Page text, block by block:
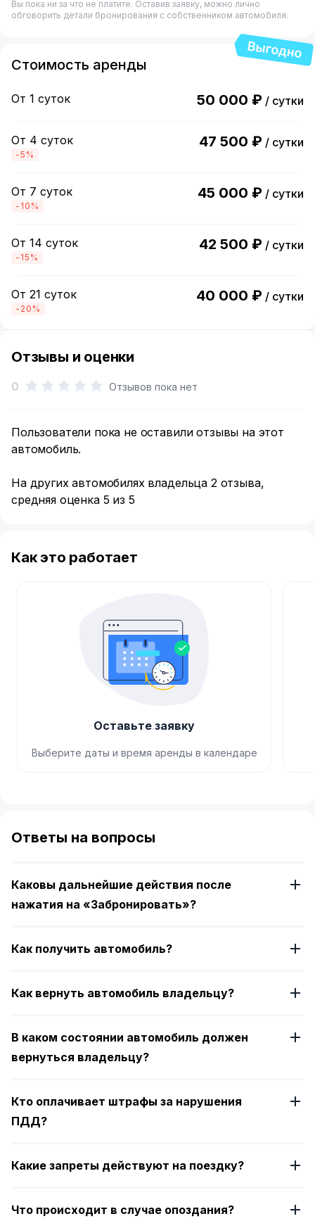
Вы пока ни за что не платите. Оставив заявку, можно лично
обговорить детали бронирования с собственником автомобиля.
Стоимость аренды
От 1 суток 50 000 ₽ / сутки
От 4 суток
-5%
47 500 ₽ / сутки
От 7 суток
-10%
45 000 ₽ / сутки
От 14 суток
-15%
42 500 ₽ / сутки
От 21 суток
-20%
40 000 ₽ / сутки
Отзывы и оценки
0 Отзывов пока нет
Пользователи пока не оставили отзывы на этот
автомобиль.
На других автомобилях владельца 2 отзыва,
средняя оценка 5 из 5
Как это работает
Оставьте заявку
Выберите даты и время аренды в календаре
of
4
Ответы на вопросы
Каковы дальнейшие действия после
нажатия на «Забронировать»?
Как получить автомобиль?
Как вернуть автомобиль владельцу?
В каком состоянии автомобиль должен
вернуться владельцу?
Кто оплачивает штрафы за нарушения
ПДД?
Какие запреты действуют на поездку?
Что происходит в случае опоздания?